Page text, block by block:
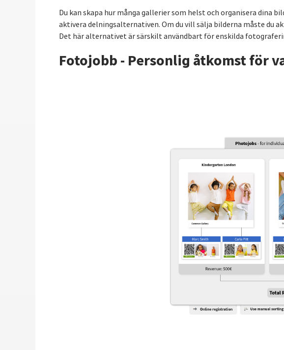
Du kan skapa hur många gallerier som helst och organisera dina
aktivera delningsalternativen. Om du vill sälja bilderna måste du
Det här alternativet är särskilt användbart för enskilda
Fotojobb - Personlig åtkomst för